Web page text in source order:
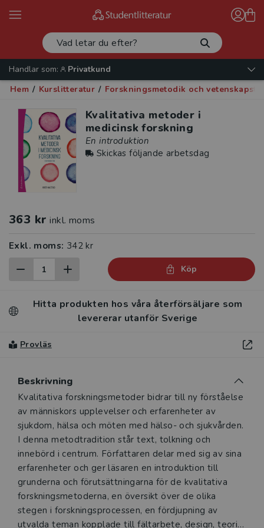
Handlar som:
Privatkund
Hem / Kurslitteratur / Forskningsmetodik och
Kvalitativa metoder i
medicinsk forskning
En introduktion
Skickas följande arbetsdag
363 kr inkl. moms
Exkl. moms: 342 kr
Köp
Hitta produkten hos våra återförsäljare som
levererar utanför Sverige
Provläs
Beskrivning
Beskrivning
Kvalitativa forskningsmetoder bidrar till ny förståelse
av människors upplevelser och erfarenheter av
sjukdom, hälsa och möten med hälso- och sjukvården.
I denna metodtradition står text, tolkning och
innebörd i centrum. Författaren delar med sig av sina
erfarenheter och ger läsaren en introduktion till
grunderna och förutsättningarna för de kvalitativa
forskningsmetoderna, en översikt över de olika
stegen i forskningsprocessen, en fördjupning av
utvalda teman kopplade till fältarbete, design, teori